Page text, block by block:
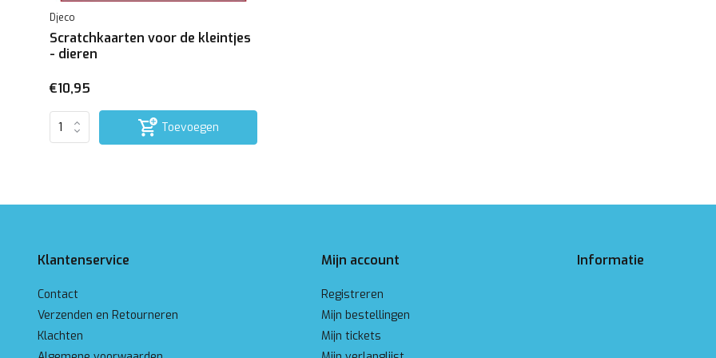
Djeco
Scratchkaarten voor de kleintjes
- dieren
€10,95
Toevoegen
Klantenservice
Contact
Verzenden en Retourneren
Klachten
Mijn account
Registreren
Mijn bestellingen
Mijn tickets
Informatie